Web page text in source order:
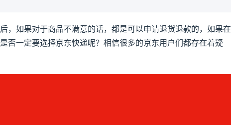
，如果对于商品不满意的话，都是可以申请退货退款的，如果在
否一定要选择京东快递呢？相信很多的京东用户们都存在着疑